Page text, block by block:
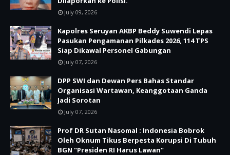
July 09, 2026
Kapolres Seruyan AKBP Beddy Suwendi Lepas
Pasukan Pengamanan Pilkades 2026, 114 TPS
Siap Dikawal Personel Gabungan
July 07, 2026
DPP SWI dan Dewan Pers Bahas Standar
Organisasi Wartawan, Keanggotaan Ganda
Jadi Sorotan
July 07, 2026
Prof DR Sutan Nasomal : Indonesia Bobrok
Oleh Oknum Tikus Berpesta Korupsi Di Tubuh
BGN "Presiden RI Harus Lawan"